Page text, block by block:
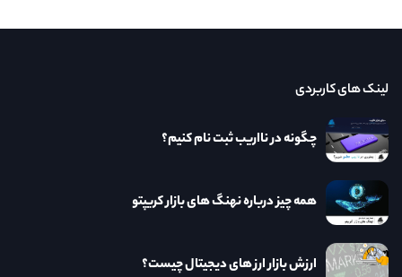
لینک های کاربردی
چگونه در نااریب ثبت نام کنیم؟
همه چیز درباره نهنگ های بازار کریپتو
ارزش بازار ارز های دیجیتال چیست؟